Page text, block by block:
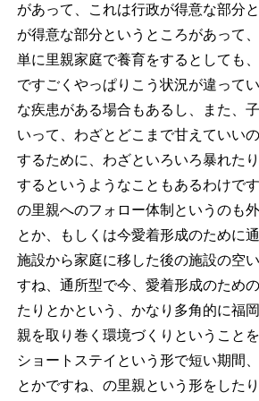
があって、これは行政が得意な部分
が得意な部分というところがあって
単に里親家庭で養育をするとしても
ですごくやっぱりこう状況が違って
な疾患がある場合もあるし、また、
いって、わざとどこまで甘えていい
するために、わざといろいろ暴れた
するというようなこともあるわけで
の里親へのフォロー体制というのも
とか、もしくは今愛着形成のために
施設から家庭に移した後の施設の空
すね、通所型で今、愛着形成のため
たりとかという、かなり多角的に福
親を取り巻く環境づくりということ
ショートステイという形で短い期間
とかですね、の里親という形をした